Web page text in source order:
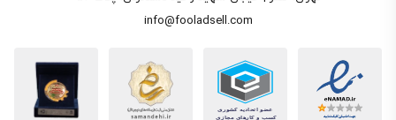
در بازار تهران معامله می‌شود:
ردۀ اقتصادی یا سبک
: مقاطع IPE و INP سایز ۱۴ تا ۱۸
info@fooladsell.com